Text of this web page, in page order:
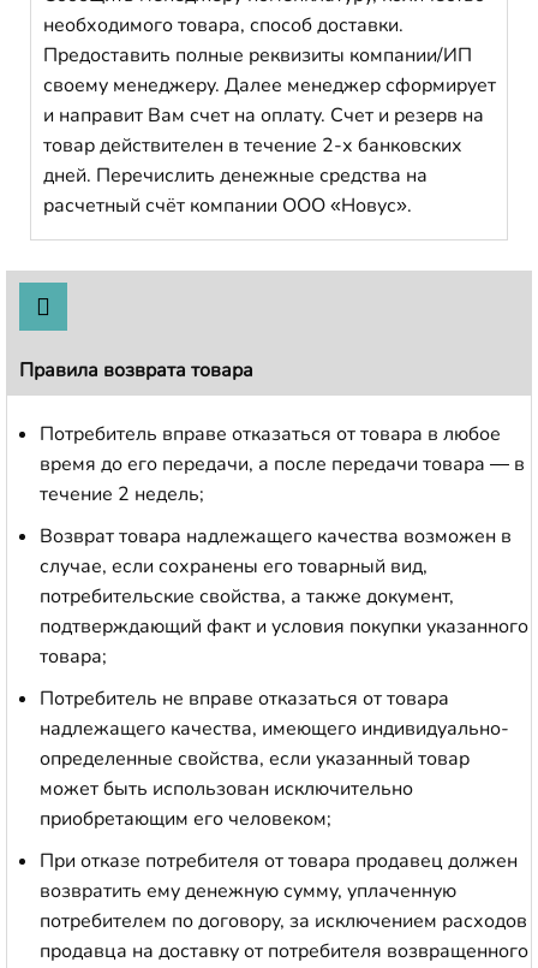
необходимого товара, способ доставки.
Предоставить полные реквизиты компании/ИП
своему менеджеру. Далее менеджер сформирует
и направит Вам счет на оплату. Счет и резерв на
товар действителен в течение 2-х банковских
дней. Перечислить денежные средства на
расчетный счёт компании ООО «Новус».
Правила возврата товара
Потребитель вправе отказаться от товара в любое
время до его передачи, а после передачи товара — в
течение 2 недель;
Возврат товара надлежащего качества возможен в
случае, если сохранены его товарный вид,
потребительские свойства, а также документ,
подтверждающий факт и условия покупки указанного
товара;
Потребитель не вправе отказаться от товара
надлежащего качества, имеющего индивидуально-
определенные свойства, если указанный товар
может быть использован исключительно
приобретающим его человеком;
При отказе потребителя от товара продавец должен
возвратить ему денежную сумму, уплаченную
потребителем по договору, за исключением расходов
продавца на доставку от потребителя возвращенного